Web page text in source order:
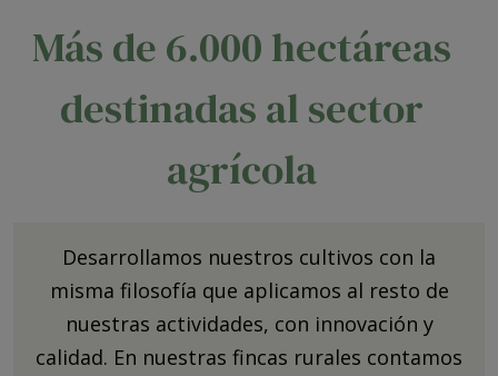
Más de 6.000 hectáreas
destinadas al sector
agrícola
Desarrollamos nuestros cultivos con la
misma filosofía que aplicamos al resto de
nuestras actividades, con innovación y
calidad. En nuestras fincas rurales contamos